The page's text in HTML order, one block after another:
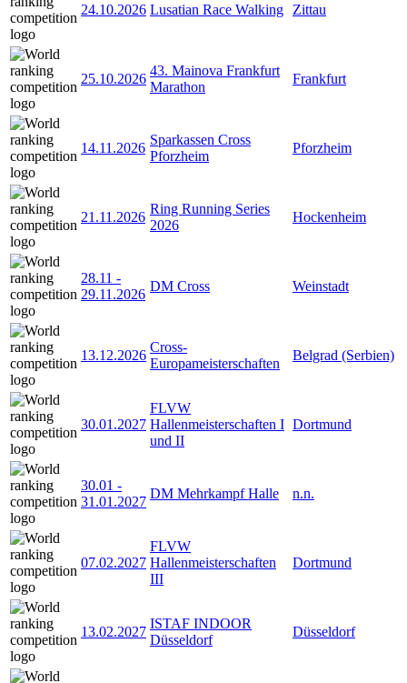
24.10.2026 Lusatian Race Walking Zittau
25.10.2026
43. Mainova Frankfurt
Marathon
Frankfurt
14.11.2026
Sparkassen Cross
Pforzheim
Pforzheim
21.11.2026
Ring Running Series
2026
Hockenheim
28.11 -
29.11.2026
DM Cross Weinstadt
13.12.2026
Cross-
Europameisterschaften
Belgrad (Serbien)
30.01.2027
FLVW
Hallenmeisterschaften I
und II
Dortmund
30.01 -
31.01.2027
DM Mehrkampf Halle n.n.
07.02.2027
FLVW
Hallenmeisterschaften
III
Dortmund
13.02.2027
ISTAF INDOOR
Düsseldorf
Düsseldorf